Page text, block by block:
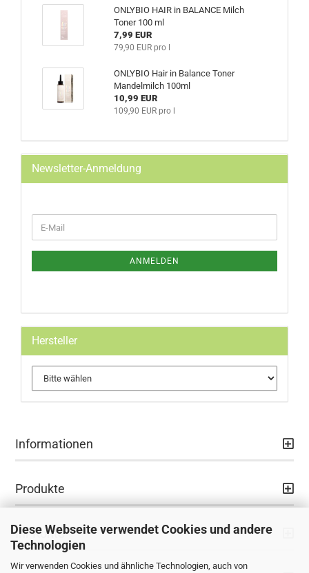
Diese Webseite verwendet Cookies und andere
Technologien
Wir verwenden Cookies und ähnliche Technologien, auch von
ONLYBIO HAIR in BALANCE Milch
Toner 100 ml
7,99 EUR
79,90 EUR pro l
ONLYBIO Hair in Balance Toner
Mandelmilch 100ml
10,99 EUR
109,90 EUR pro l
Newsletter-Anmeldung
ZUR
E-
Mail
ANMELDEN
Hersteller
Informationen
Produkte
Ihr Konto